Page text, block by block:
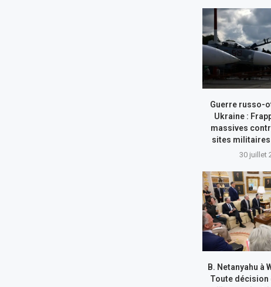
Guerre russo-
Ukraine :
massives
sites
30 juillet
B. Netanyahu à
Toute décision